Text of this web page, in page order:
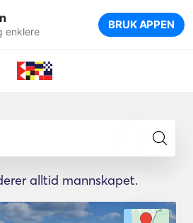
enklere BRUK APPEN
alltid mannskapet.